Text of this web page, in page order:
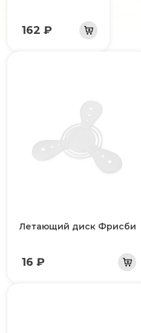
162 ₽
Летающий диск Фрисби
16 ₽